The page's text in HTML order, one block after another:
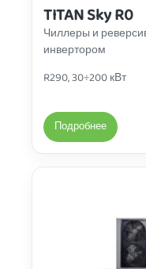
TITAN Sky R0
Чиллеры и
инвертором
R290, 30÷200 кВт
Подробнее